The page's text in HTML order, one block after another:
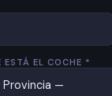
ESTÁ EL COCHE *